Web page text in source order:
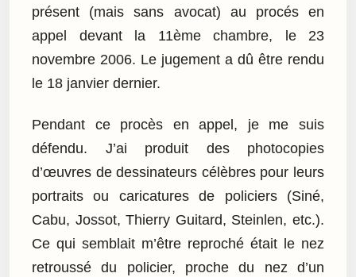
présent (mais sans avocat) au procés en
appel devant la 11ème chambre, le 23
novembre 2006. Le jugement a dû être rendu
le 18 janvier dernier.
Pendant ce procès en appel, je me suis
défendu. J’ai produit des photocopies
d’œuvres de dessinateurs célèbres pour leurs
portraits ou caricatures de policiers (Siné,
Cabu, Jossot, Thierry Guitard, Steinlen, etc.).
Ce qui semblait m’être reproché était le nez
retroussé du policier, proche du nez d’un